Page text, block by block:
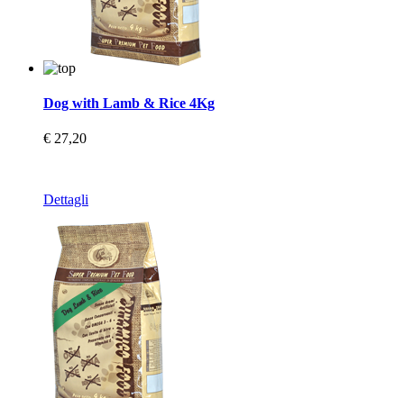
Dog with Lamb & Rice 4Kg
€ 27,20
Dettagli